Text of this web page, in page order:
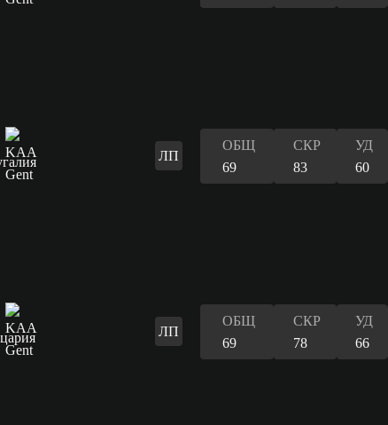
ЛП
ОБЩ
69
СКР
83
УД
60
ЛП
ОБЩ
69
СКР
78
УД
66